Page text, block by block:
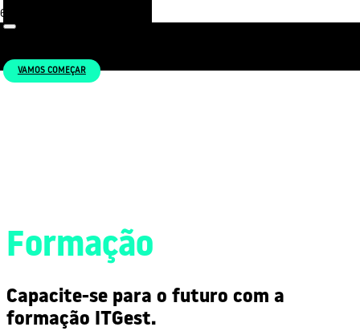
VAMOS COMEÇAR
Formação
Capacite-se para o futuro com a
formação ITGest.